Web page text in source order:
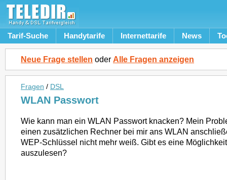
Tarif-Suche Handytarife Internettarife News
Neue Frage stellen oder Alle Fragen anzeigen
Fragen / DSL
WLAN Passwort
Wie kann man ein WLAN Passwort knacken? Mein
einen zusätzlichen Rechner bei mir ans WLAN
WEP-Schlüssel nicht mehr weiß. Gibt es eine
auszulesen?